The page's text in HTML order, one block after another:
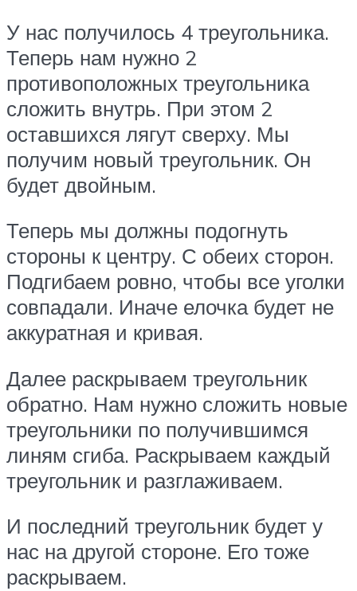
У нас получилось 4 треугольника.
Теперь нам нужно 2
противоположных треугольника
сложить внутрь. При этом 2
оставшихся лягут сверху. Мы
получим новый треугольник. Он
будет двойным.
Теперь мы должны подогнуть
стороны к центру. С обеих сторон.
Подгибаем ровно, чтобы все уголки
совпадали. Иначе елочка будет не
аккуратная и кривая.
Далее раскрываем треугольник
обратно. Нам нужно сложить новые
треугольники по получившимся
линям сгиба. Раскрываем каждый
треугольник и разглаживаем.
И последний треугольник будет у
нас на другой стороне. Его тоже
раскрываем.